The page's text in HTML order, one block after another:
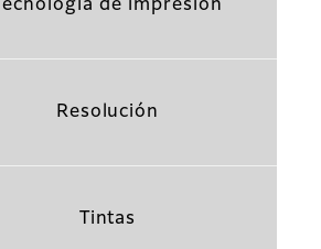
Tecnología de impresión
Resolución
Tintas